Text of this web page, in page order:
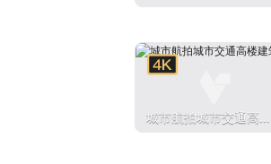
城市航拍城市交通高楼